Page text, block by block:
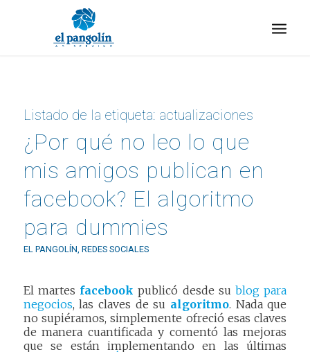
Listado de la etiqueta: actualizaciones
¿Por qué no leo lo que
mis amigos publican en
facebook? El algoritmo
para dummies
EL PANGOLÍN, REDES SOCIALES
El martes facebook publicó desde sublog para
negocios, las claves de su algoritmo. Nada que
no supiéramos, simplemente ofreció esas claves
de manera cuantificada y comentó las mejoras
que se están implementando en las últimas